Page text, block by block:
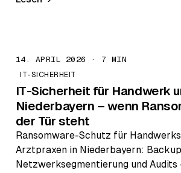
14. APRIL 2026 · 7 MIN
IT-SICHERHEIT
IT-Sicherheit für Handwerk
Niederbayern – wenn
der Tür steht
Ransomware-Schutz für
Arztpraxen in Niederbayern:
Netzwerksegmentierung und Audits